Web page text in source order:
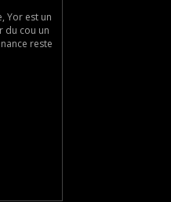
Yor est un
du cou un
reste